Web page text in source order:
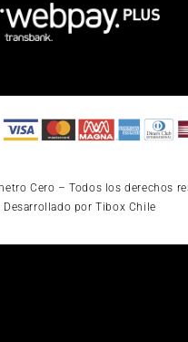
Cero – Todos los derechos
Desarrollado por Tibox Chile